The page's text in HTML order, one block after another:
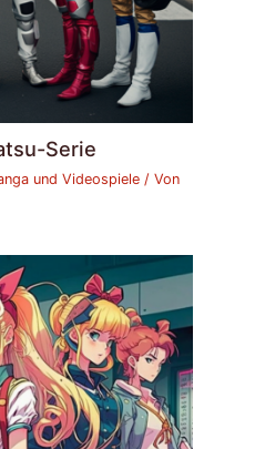
Serie
und Videospiele / Von